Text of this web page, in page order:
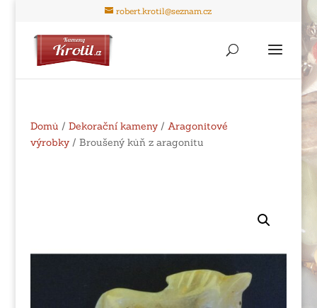
robert.krotil@seznam.cz
Domů / Dekorační kameny/ Aragonitové
výrobky/ Broušený kůň z aragonitu